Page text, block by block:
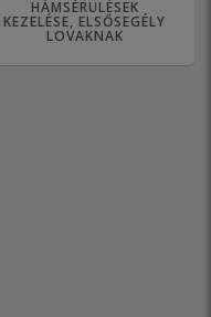
HÁMSÉRÜLÉSEK
KEZELÉSE, ELSŐSEGÉLY
LOVAKNAK